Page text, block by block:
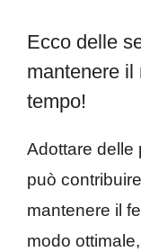
Ecco delle
mantenere il
tempo!
Adottare delle
può
mantenere il
modo